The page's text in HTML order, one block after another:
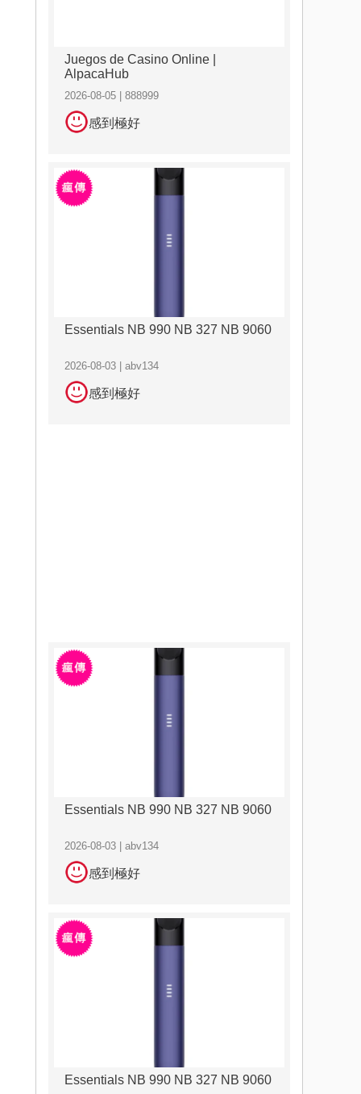
Juegos de Casino Online |
AlpacaHub
2026-08-05 | 888999
感到極好
Essentials NB 990 NB 327 NB 9060
2026-08-03 | abv134
感到極好
Essentials NB 990 NB 327 NB 9060
2026-08-03 | abv134
感到極好
Essentials NB 990 NB 327 NB 9060